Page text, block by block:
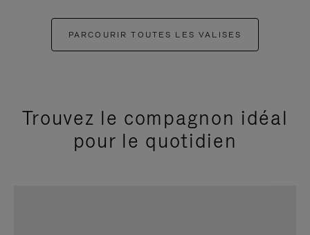
PARCOURIR TOUTES LES VALISES
Trouvez le compagnon idéal
pour le quotidien